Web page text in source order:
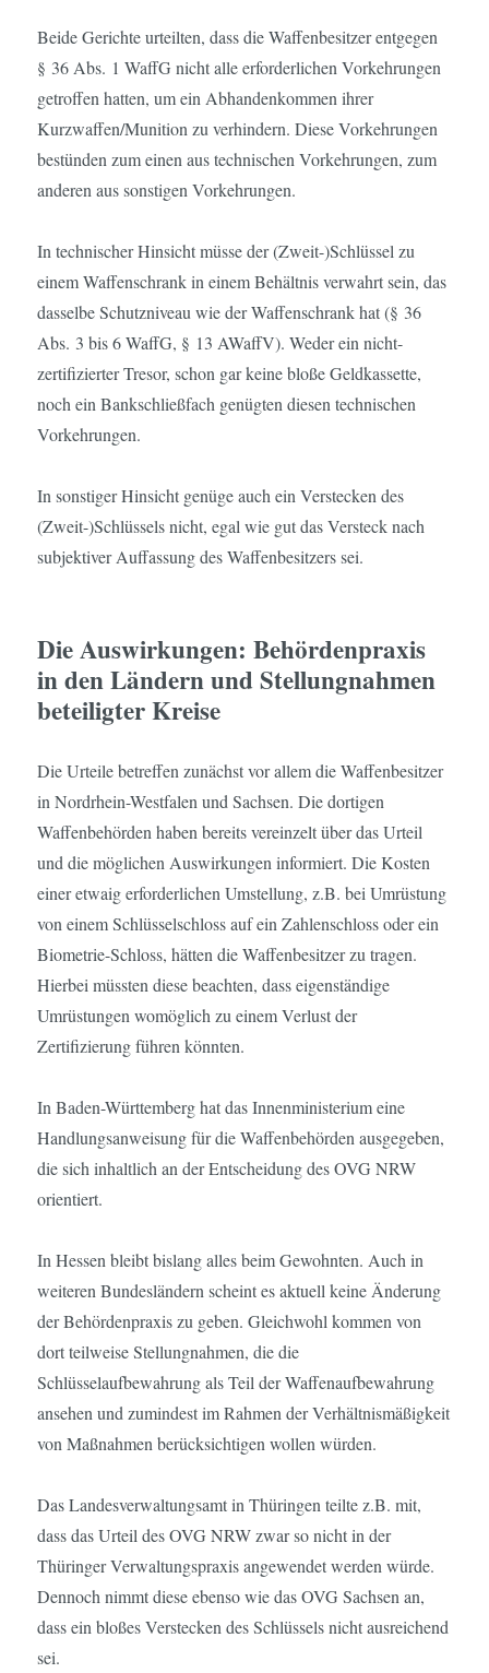
Beide Gerichte urteilten, dass die Waffenbesitzer entgegen
§ 36 Abs. 1 WaffG nicht alle erforderlichen Vorkehrungen
getroffen hatten, um ein Abhandenkommen ihrer
Kurzwaffen/Munition zu verhindern. Diese Vorkehrungen
bestünden zum einen aus technischen Vorkehrungen, zum
anderen aus sonstigen Vorkehrungen.
In technischer Hinsicht müsse der (Zweit-)Schlüssel zu
einem Waffenschrank in einem Behältnis verwahrt sein, das
dasselbe Schutzniveau wie der Waffenschrank hat (§ 36
Abs. 3 bis 6 WaffG, § 13 AWaffV). Weder ein nicht-
zertifizierter Tresor, schon gar keine bloße Geldkassette,
noch ein Bankschließfach genügten diesen technischen
Vorkehrungen.
In sonstiger Hinsicht genüge auch ein Verstecken des
(Zweit-)Schlüssels nicht, egal wie gut das Versteck nach
subjektiver Auffassung des Waffenbesitzers sei.
Die Auswirkungen: Behördenpraxis
in den Ländern und Stellungnahmen
beteiligter Kreise
Die Urteile betreffen zunächst vor allem die Waffenbesitzer
in Nordrhein-Westfalen und Sachsen. Die dortigen
Waffenbehörden haben bereits vereinzelt über das Urteil
und die möglichen Auswirkungen informiert. Die Kosten
einer etwaig erforderlichen Umstellung, z.B. bei Umrüstung
von einem Schlüsselschloss auf ein Zahlenschloss oder ein
Biometrie-Schloss, hätten die Waffenbesitzer zu tragen.
Hierbei müssten diese beachten, dass eigenständige
Umrüstungen womöglich zu einem Verlust der
Zertifizierung führen könnten.
In Baden-Württemberg hat das Innenministerium eine
Handlungsanweisung für die Waffenbehörden ausgegeben,
die sich inhaltlich an der Entscheidung des OVG NRW
orientiert.
In Hessen bleibt bislang alles beim Gewohnten. Auch in
weiteren Bundesländern scheint es aktuell keine Änderung
der Behördenpraxis zu geben. Gleichwohl kommen von
dort teilweise Stellungnahmen, die die
Schlüsselaufbewahrung als Teil der Waffenaufbewahrung
ansehen und zumindest im Rahmen der Verhältnismäßigkeit
von Maßnahmen berücksichtigen wollen würden.
Das Landesverwaltungsamt in Thüringen teilte z.B. mit,
dass das Urteil des OVG NRW zwar so nicht in der
Thüringer Verwaltungspraxis angewendet werden würde.
Dennoch nimmt diese ebenso wie das OVG Sachsen an,
dass ein bloßes Verstecken des Schlüssels nicht ausreichend
sei.